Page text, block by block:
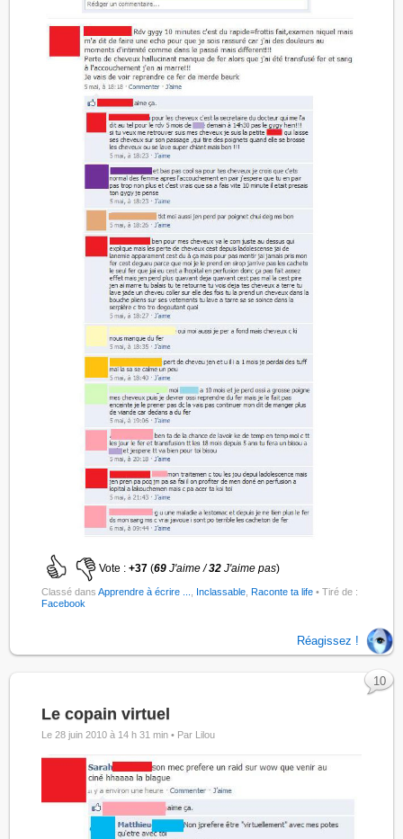
Vote :+37 (69J'aime /32 J'aime pas)
Classé dansApprendre à écrire ... Inclassable ,Raconte ta life • Tiré de :
Facebook
Réagissez !
Le copain virtuel
Le 28 juin 2010 à 14 h 31 min • Par Lilou
10